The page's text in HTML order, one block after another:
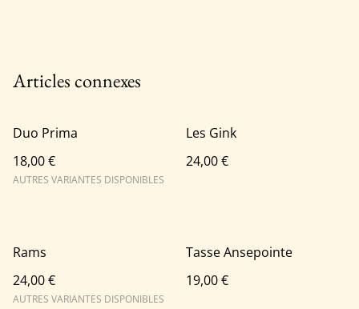
Articles connexes
Duo Prima
18,00 €
AUTRES VARIANTES DISPONIBLES
Les Gink
24,00 €
Rams
24,00 €
AUTRES VARIANTES DISPONIBLES
Tasse Ansepointe
19,00 €